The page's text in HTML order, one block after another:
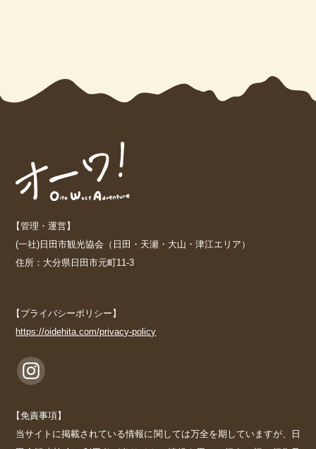
【管理・運営】
(一社)日田市観光協会（日田・天瀬・大山・津江エリア）
住所：大分県日田市元町11-3
【プライバシーポリシー】
https://oidehita.com/privacy-policy
【免責事項】
当サイトに掲載されている情報に関しては万全を期していますが、日